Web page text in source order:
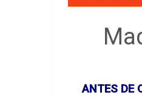
ANTES DE